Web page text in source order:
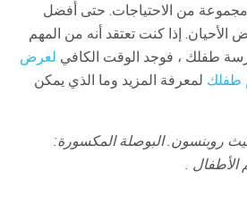
مجموعة من الاحتياجات. حتى أفضل
إذا كنت تعتقد أنه من المهم
طفلك ، فوجد الوقت الكافي لعرض
طفلك لمعرفة المزيد وما الذي يمكن
روبنسون. البوصلة المكسورة:
الأطفال .